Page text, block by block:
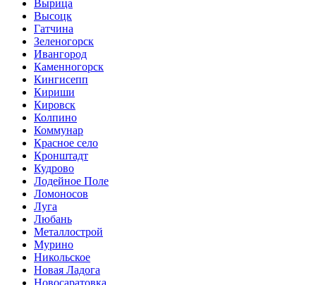
Вырица
Высоцк
Гатчина
Зеленогорск
Ивангород
Каменногорск
Кингисепп
Кириши
Кировск
Колпино
Коммунар
Красное село
Кронштадт
Кудрово
Лодейное Поле
Ломоносов
Луга
Любань
Металлострой
Мурино
Никольское
Новая Ладога
Новосаратовка